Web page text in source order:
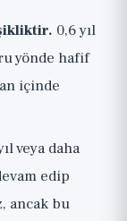
0,6 yıl
yönde hafif
içinde
veya daha
edip
ancak bu